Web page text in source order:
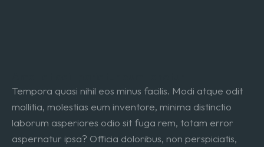
Tempora quasi nihil eos minus facilis. Modi atque odit
mollitia, molestias eum inventore, minima distinctio
laborum asperiores odio sit fuga rem, totam error
aspernatur ipsa? Officia doloribus, non perspiciatis,